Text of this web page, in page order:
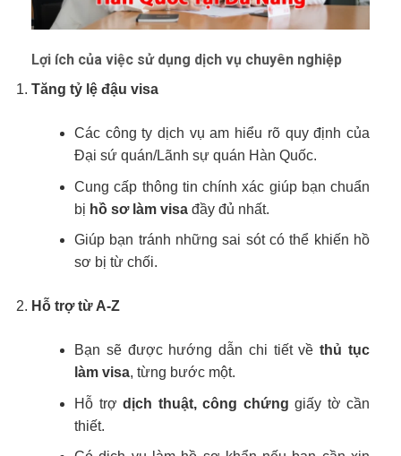
Lợi ích của việc sử dụng dịch vụ chuyên nghiệp
Tăng tỷ lệ đậu visa
Các công ty dịch vụ am hiểu rõ quy định của
Đại sứ quán/Lãnh sự quán Hàn Quốc.
Cung cấp thông tin chính xác giúp bạn chuẩn
bị hồ sơ làm visa đầy đủ nhất.
Giúp bạn tránh những sai sót có thể khiến hồ
sơ bị từ chối.
Hỗ trợ từ A-Z
Bạn sẽ được hướng dẫn chi tiết vềthủ tục
làm visa, từng bước một.
Hỗ trợ dịch thuật, công chứng giấy tờ cần
thiết.